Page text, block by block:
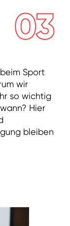
03
Sport
wir
so wichtig
Hier
bleiben